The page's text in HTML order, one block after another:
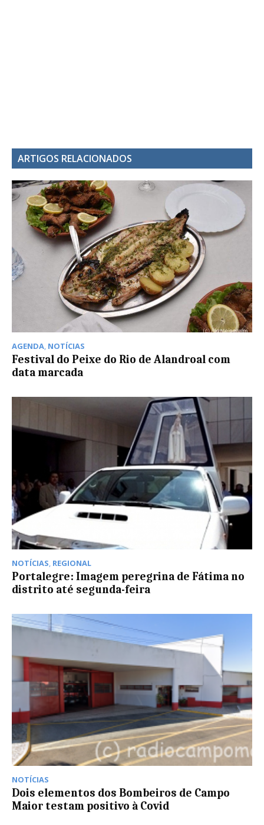
ARTIGOS RELACIONADOS
AGENDA, NOTÍCIAS
Festival do Peixe do Rio de Alandroal com
data marcada
NOTÍCIAS REGIONAL
Portalegre: Imagem peregrina de Fátima no
distrito até segunda-feira
NOTÍCIAS
Dois elementos dos Bombeiros de Campo
Maior testam positivo à Covid